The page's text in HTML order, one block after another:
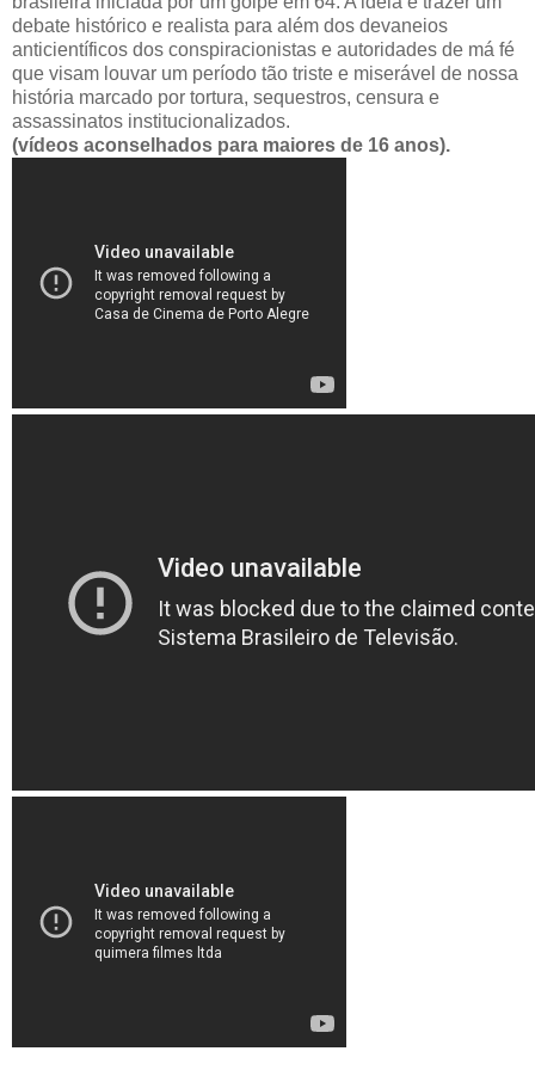
debate histórico e realista para além dos devaneios
anticientíficos dos conspiracionistas e autoridades de má fé
que visam louvar um período tão triste e miserável de nossa
história marcado por tortura, sequestros, censura e
assassinatos institucionalizados.
(vídeos aconselhados para maiores de 16 anos).